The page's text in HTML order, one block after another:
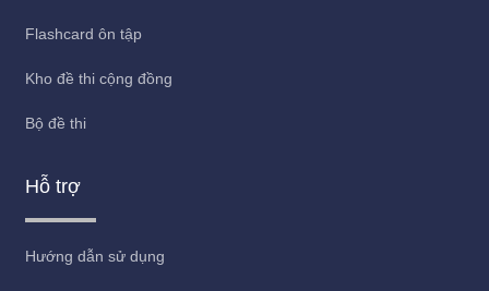
Flashcard ôn tập
Kho đề thi cộng đồng
Bộ đề thi
Hỗ trợ
Hướng dẫn sử dụng